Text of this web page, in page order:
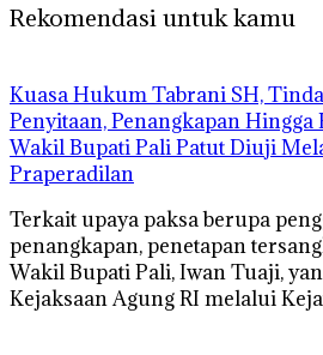
Rekomendasi untuk kamu
‎Kuasa Hukum Tabrani SH,
Penyitaan, Penangkapan
Wakil Bupati Pali Patut Diuji
Praperadilan
Terkait upaya paksa berupa
penangkapan, penetapan
Wakil Bupati Pali, Iwan Tuaji,
Kejaksaan Agung RI melalui